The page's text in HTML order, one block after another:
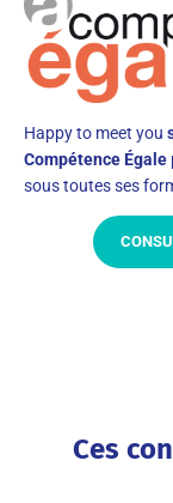
Happy to meet you
Compétence Égale
sous toutes ses
Ces